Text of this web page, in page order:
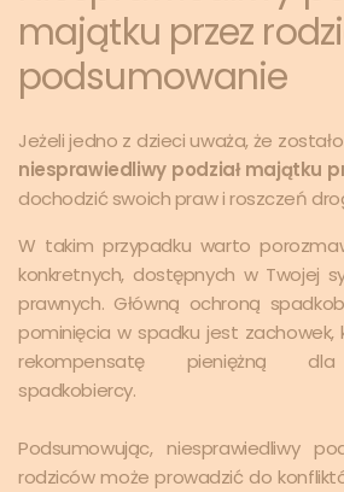
majątku przez
podsumowanie
Jeżeli jedno z dzieci uważa, że
niesprawiedliwy podział majątku
dochodzić swoich praw i roszczeń
W takim przypadku warto
konkretnych, dostępnych w Twojej
prawnych. Główną ochroną
pominięcia w spadku jest
rekompensatę pieniężną dla
spadkobiercy.
Podsumowując, niesprawiedliwy
rodziców może prowadzić do